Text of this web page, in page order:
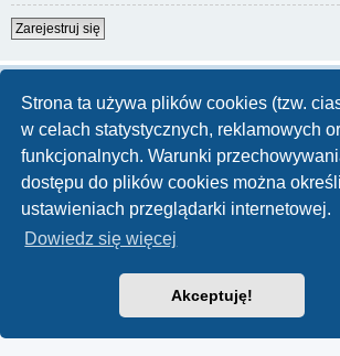
Strona ta używa plików cookies (tzw.
w celach statystycznych, reklamowych
funkcjonalnych. Warunki
dostępu do plików cookies można
ustawieniach przeglądarki internetowej.
Dowiedz się więcej
Akceptuję!
Zarejestruj się
Technologię dostarczaphpBB ® Forum Software ©
Zasady ochrony danych osobowych|